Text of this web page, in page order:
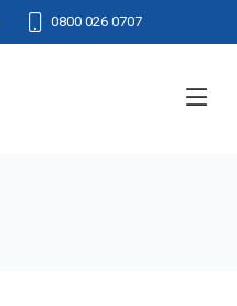
0800 026 0707